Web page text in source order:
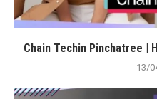
Chain Techin Pinchatree |
13/